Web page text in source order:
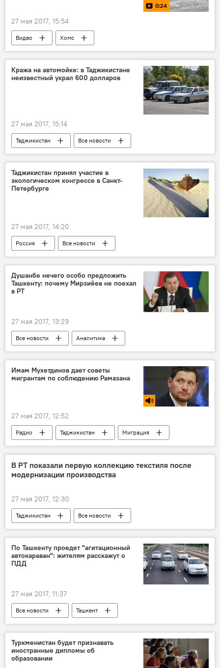
0:24
27 мая 2017, 15:54
Видео Хомс
Кража на автомойке: в Таджикистане
неизвестный украл 600 долларов
27 мая 2017, 15:14
Таджикистан Все новости
Таджикистан принял участие в
экологическом конгрессе в Санкт-
Петербурге
27 мая 2017, 14:20
Россия
Все новости
Санкт-Петербург
Душанбе нечего особо предложить
Ташкенту: почему Мирзиёев не поехал
в РТ
27 мая 2017, 13:29
Все новости
Аналитика
Узбекистан
Шавкат Мирзиёев
Новости Душанбе
Имам Мухетдинов дает советы
мигрантам по соблюдению Рамазана
27 мая 2017, 12:52
Радио Таджикистан
Миграция
Россия
Священный месяц Рамадан - 2026
В РТ показали первую коллекцию текстиля после
модернизации производства
27 мая 2017, 12:30
Таджикистан
Все новости
Новости Душанбе
По Ташкенту проедет "агитационный
автокараван": жителям расскажут о
ПДД
27 мая 2017, 11:37
Все новости
Ташкент
Центральная Азия
Туркменистан будет признавать
иностранные дипломы об
образовании